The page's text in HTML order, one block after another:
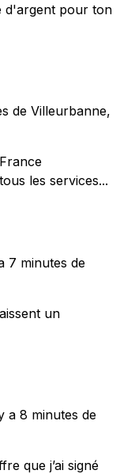
d'argent pour ton
de Villeurbanne,
les services...
7 minutes de
un
a 8 minutes de
que j’ai signé